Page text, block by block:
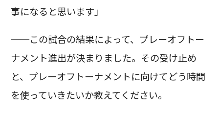
事になると思います」
──この試合の結果によって、プレーオフトー
ナメント進出が決まりました。その受け止め
と、プレーオフトーナメントに向けてどう時間
を使っていきたいか教えてください。